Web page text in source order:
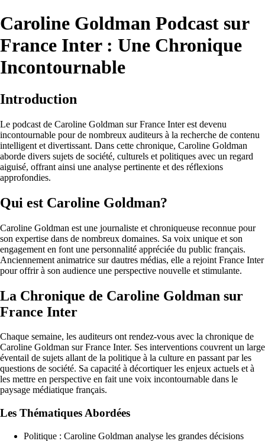
Caroline Goldman Podcast sur
France Inter : Une Chronique
Incontournable
Introduction
Le podcast de Caroline Goldman sur France Inter est devenu
incontournable pour de nombreux auditeurs à la recherche de contenu
intelligent et divertissant. Dans cette chronique, Caroline Goldman
aborde divers sujets de société, culturels et politiques avec un regard
aiguisé, offrant ainsi une analyse pertinente et des réflexions
approfondies.
Qui est Caroline Goldman?
Caroline Goldman est une journaliste et chroniqueuse reconnue pour
son expertise dans de nombreux domaines. Sa voix unique et son
engagement en font une personnalité appréciée du public français.
Anciennement animatrice sur dautres médias, elle a rejoint France Inter
pour offrir à son audience une perspective nouvelle et stimulante.
La Chronique de Caroline Goldman sur
France Inter
Chaque semaine, les auditeurs ont rendez-vous avec la chronique de
Caroline Goldman sur France Inter. Ses interventions couvrent un large
éventail de sujets allant de la politique à la culture en passant par les
questions de société. Sa capacité à décortiquer les enjeux actuels et à
les mettre en perspective en fait une voix incontournable dans le
paysage médiatique français.
Les Thématiques Abordées
Politique : Caroline Goldman analyse les grandes décisions